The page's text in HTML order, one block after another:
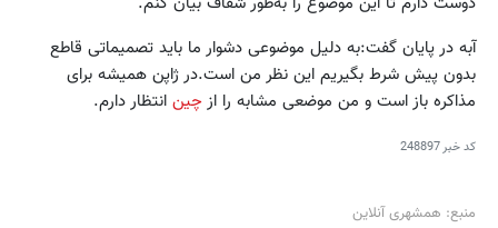
آبه در پایان گفت:به دلیل موضوعی دشوار ما باید تصمیماتی قاطع
بدون پیش شرط بگیریم این نظر من است.در ژاپن همیشه برای
مذاکره باز است و من موضعی مشابه را ازچین انتظار دارم.
کد خبر248897
منبع: همشهری آنلاین